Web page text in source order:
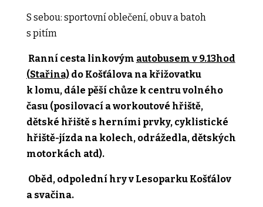
S sebou: sportovní oblečení, obuv a batoh
s pitím
Ranní cesta linkovým autobusem v 9.13hod
(Stařina)do Košťálova na křižovatku
k lomu, dále pěší chůze k centru volného
času (posilovací a workoutové hřiště,
dětské hřiště s herními prvky, cyklistické
hřiště-jízda na kolech, odrážedla, dětských
motorkách atd).
Oběd, odpolední hry v Lesoparku Košťálov
a svačina.